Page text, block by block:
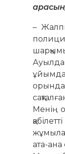
–
орында
Менің
жұмыла
ата-